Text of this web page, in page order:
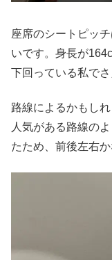
座席のシートピッ
いです。身長が
下回っている私で
路線によるかもし
人気がある路線の
たため、前後左右